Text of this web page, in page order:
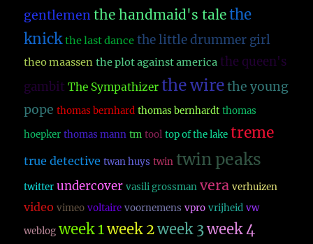
gentlemen the handmaid's talethe
knick the last dance the little drummer girl
theo maassen the plot against america the queen's
gambit The Sympathizer the wire the young
pope thomas bernhard thomas bernhardt thomas
hoepker thomas mann tm tool top of the lake treme
true detective twan huys twin twin peaks
twitter undercover vasili grossman vera verhuizen
video vimeo voltaire voornemens vpro vrijheid vw
weblog week 1week 2week 3week 4